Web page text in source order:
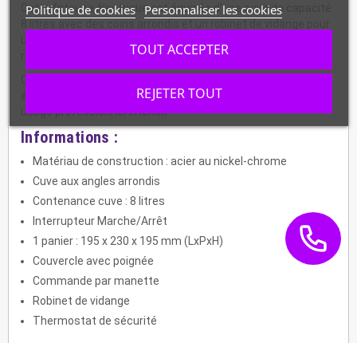
Cette friteuse électrique est équipée d'une cuve de capacité
risque de brûlure et protège la qualité de l'huile.
équipé d'une manette de commande. Il convient pour un
usage professionnel intensif.
Informations :
Matériau de construction : acier au nickel-chrome
Cuve aux angles arrondis
Contenance cuve : 8 litres
Interrupteur Marche/Arrêt
1 panier : 195 x 230 x 195 mm (LxPxH)
Couvercle avec poignée
Commande par manette
Robinet de vidange
Thermostat de sécurité
Politique de cookies Personnaliser les cookies
REJETER TOUT
TOUT ACCEPTER